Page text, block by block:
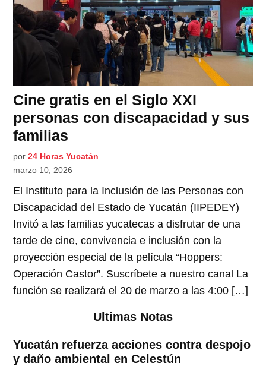
Cine gratis en el Siglo XXI
personas con discapacidad y sus
familias
por 24 Horas Yucatán
marzo 10, 2026
El Instituto para la Inclusión de las Personas con
Discapacidad del Estado de Yucatán (IIPEDEY)
Invitó a las familias yucatecas a disfrutar de una
tarde de cine, convivencia e inclusión con la
proyección especial de la película “Hoppers:
Operación Castor”. Suscríbete a nuestro canal La
función se realizará el 20 de marzo a las 4:00 […]
Ultimas Notas
Yucatán refuerza acciones contra despojo
y daño ambiental en Celestún